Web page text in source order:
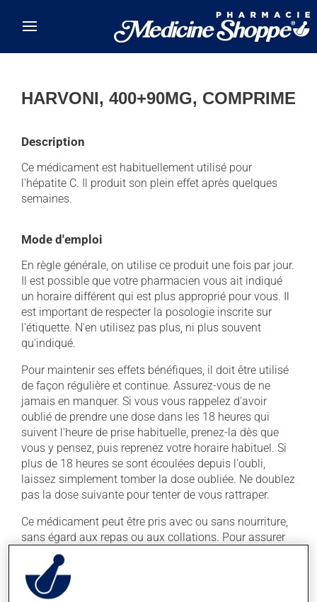
HARVONI, 400+90MG, COMPRIME
Description
Ce médicament est habituellement utilisé pour
l'hépatite C. Il produit son plein effet après quelques
semaines.
Mode d'emploi
En règle générale, on utilise ce produit une fois par jour.
Il est possible que votre pharmacien vous ait indiqué
un horaire différent qui est plus approprié pour vous. Il
est important de respecter la posologie inscrite sur
l'étiquette. N'en utilisez pas plus, ni plus souvent
qu'indiqué.
Pour maintenir ses effets bénéfiques, il doit être utilisé
de façon régulière et continue. Assurez-vous de ne
jamais en manquer. Si vous vous rappelez d'avoir
oublié de prendre une dose dans les 18 heures qui
suivent l'heure de prise habituelle, prenez-la dès que
vous y pensez, puis reprenez votre horaire habituel. Si
plus de 18 heures se sont écoulées depuis l'oubli,
laissez simplement tomber la dose oubliée. Ne doublez
pas la dose suivante pour tenter de vous rattraper.
Ce médicament peut être pris avec ou sans nourriture,
sans égard aux repas ou aux collations. Pour assurer
son efficacité, ne le prenez pas en même temps qu'un
antiacide.